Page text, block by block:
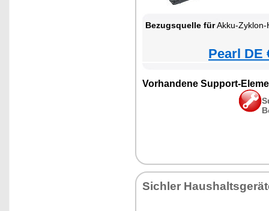
Bezugsquelle fürAkku-Zyklon-Hand- &
Pearl DE
Vorhandene Support-
Sichler